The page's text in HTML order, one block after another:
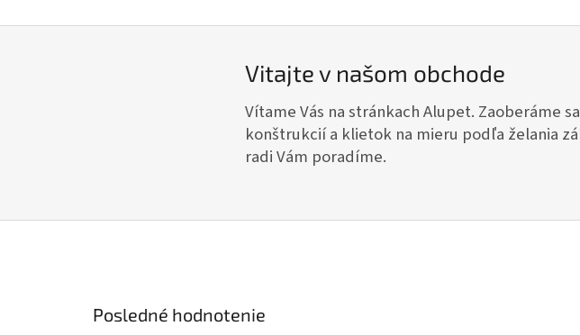
Vitajte v našom obchode
Vítame Vás na stránkach Alupet. Zaoberáme
konštrukcií a klietok na mieru podľa želania
radi Vám poradíme.
Posledné hodnotenie